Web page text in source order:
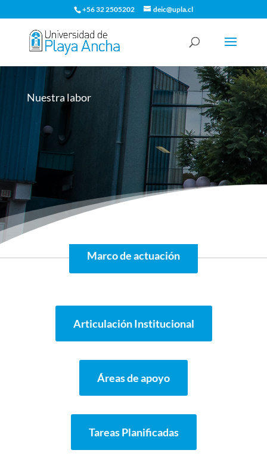
+56 32 2505202 deic@upla.cl
Nuestra labor
Marco de actuación
Articulación Institucional
Áreas de apoyo
Tareas Planificadas